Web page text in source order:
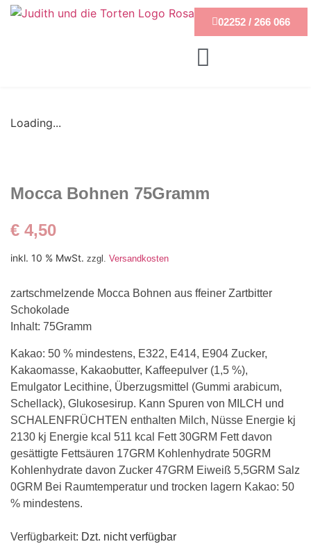
02252 / 266 066
Loading...
Mocca Bohnen 75Gramm
€ 4,50
inkl. 10 % MwSt. zzgl. Versandkosten
zartschmelzende Mocca Bohnen aus ffeiner Zartbitter
Schokolade
Inhalt: 75Gramm
Kakao: 50 % mindestens, E322, E414, E904 Zucker,
Kakaomasse, Kakaobutter, Kaffeepulver (1,5 %),
Emulgator Lecithine, Überzugsmittel (Gummi arabicum,
Schellack), Glukosesirup. Kann Spuren von MILCH und
SCHALENFRÜCHTEN enthalten Milch, Nüsse Energie kj
2130 kj Energie kcal 511 kcal Fett 30GRM Fett davon
gesättigte Fettsäuren 17GRM Kohlenhydrate 50GRM
Kohlenhydrate davon Zucker 47GRM Eiweiß 5,5GRM Salz
0GRM Bei Raumtemperatur und trocken lagern Kakao: 50
% mindestens.
Verfügbarkeit: Dzt. nicht verfügbar